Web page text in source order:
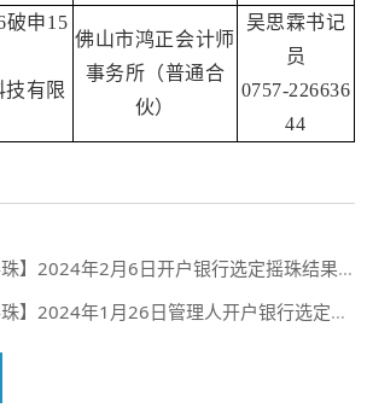
破申15
技有限
佛山市鸿正会计师
事务所（普通合
伙）
吴思霖书记
员
0757-226636
44
年2月6日开户银行选定摇珠结果（第一期合作银行第66期、第二期合作银行第1期）
2024年1月26日管理人开户银行选定摇珠结果（第六十五期）